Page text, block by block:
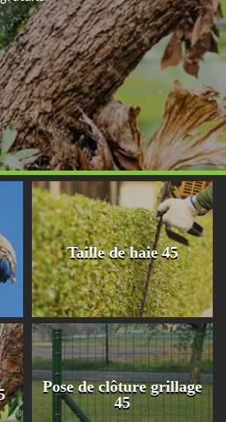
Taille de haie 45
Pose de clôture grillage
45